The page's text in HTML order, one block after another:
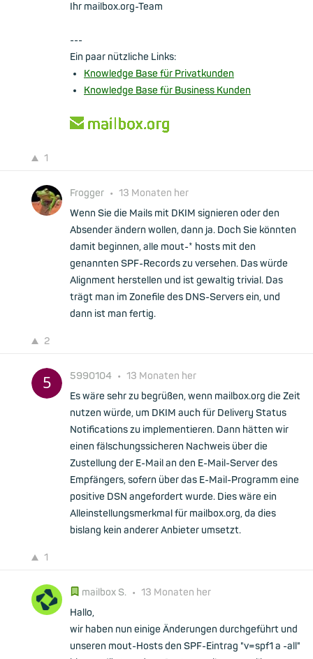
Ihr mailbox.org-Team
---
Ein paar nützliche Links:
Knowledge Base für Privatkunden
Knowledge Base für Business Kunden
1
Frogger • 13 Monaten her
Wenn Sie die Mails mit DKIM signieren oder den
Absender ändern wollen, dann ja. Doch Sie könnten
damit beginnen, alle mout-* hosts mit den
genannten SPF-Records zu versehen. Das würde
Alignment herstellen und ist gewaltig trivial. Das
trägt man im Zonefile des DNS-Servers ein, und
dann ist man fertig.
2
5990104 • 13 Monaten her
Es wäre sehr zu begrüßen, wenn mailbox.org die Zeit
nutzen würde, um DKIM auch für Delivery Status
Notifications zu implementieren. Dann hätten wir
einen fälschungssicheren Nachweis über die
Zustellung der E-Mail an den E-Mail-Server des
Empfängers, sofern über das E-Mail-Programm eine
positive DSN angefordert wurde. Dies wäre ein
Alleinstellungsmerkmal für mailbox.org, da dies
bislang kein anderer Anbieter umsetzt.
1
mailbox S. • 13 Monaten her
Hallo,
wir haben nun einige Änderungen durchgeführt und
unseren mout-Hosts den SPF-Eintrag "v=spf1 a -all"